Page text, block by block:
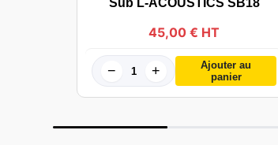
Sub L-ACOUSTICS SB18
45,00 € HT
− +
Ajouter au
panier